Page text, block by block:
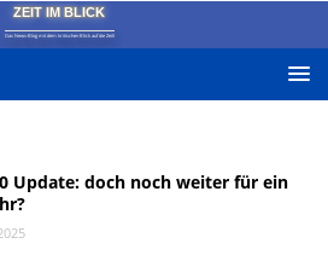
ZEIT IM BLICK
Das News-Blog mit dem kritischen Blick auf die Zeit!
Update: doch noch weiter für ein